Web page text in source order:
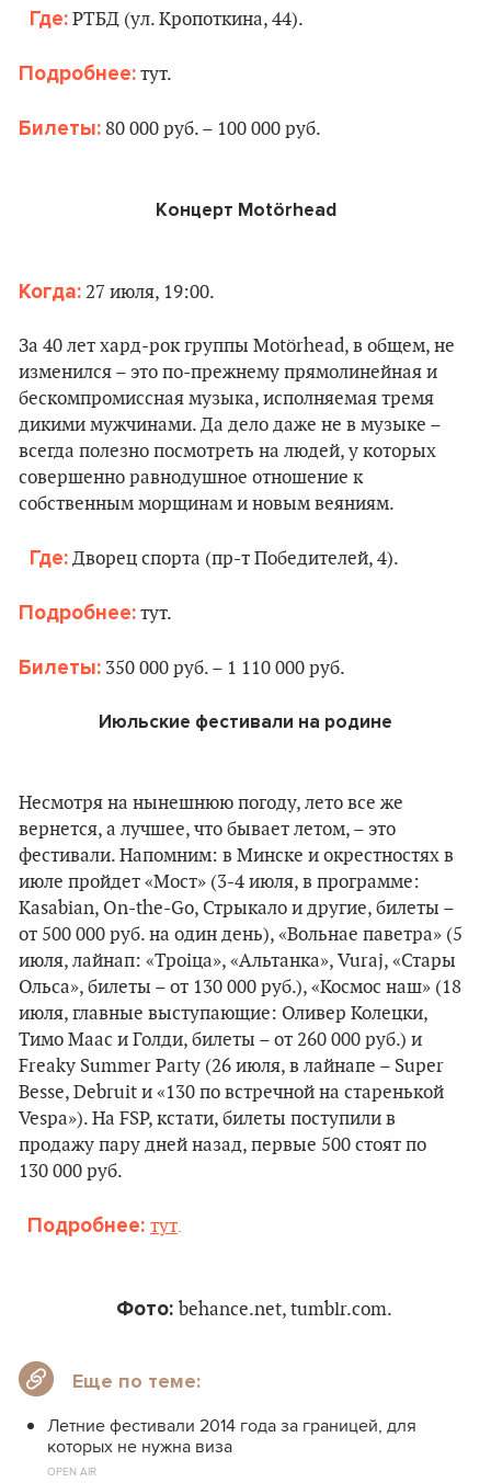
Где: РТБД (ул. Кропоткина, 44).
Подробнее: тут.
Билеты: 80 000 руб. – 100 000 руб.
Концерт Motörhead
Когда: 27 июля, 19:00.
За 40 лет хард-рок группы Motörhead, в общем, не
изменился – это по-прежнему прямолинейная и
бескомпромиссная музыка, исполняемая тремя
дикими мужчинами. Да дело даже не в музыке –
всегда полезно посмотреть на людей, у которых
совершенно равнодушное отношение к
собственным морщинам и новым веяниям.
Где: Дворец спорта (пр-т Победителей, 4).
Подробнее: тут.
Билеты: 350 000 руб. – 1 110 000 руб.
Июльские фестивали на родине
Несмотря на нынешнюю погоду, лето все же
вернется, а лучшее, что бывает летом, – это
фестивали. Напомним: в Минске и окрестностях в
июле пройдет «Мост» (3-4 июля, в программе:
Kasabian, On-the-Go, Стрыкало и другие, билеты –
от 500 000 руб. на один день), «Вольнае паветра» (5
июля, лайнап: «Троіца», «Альтанка», Vuraj, «Стары
Ольса», билеты – от 130 000 руб.), «Космос наш» (18
июля, главные выступающие: Оливер Колецки,
Тимо Маас и Голди, билеты – от 260 000 руб.) и
Freaky Summer Party (26 июля, в лайнапе – Super
Besse, Debruit и «130 по встречной на старенькой
Vespa»). На FSP, кстати, билеты поступили в
продажу пару дней назад, первые 500 стоят по
130 000 руб.
Подробнее: тут.
Фото: behance.net, tumblr.com.
Еще по теме:
Летние фестивали 2014 года за границей, для
которых не нужна виза
OPEN AIR